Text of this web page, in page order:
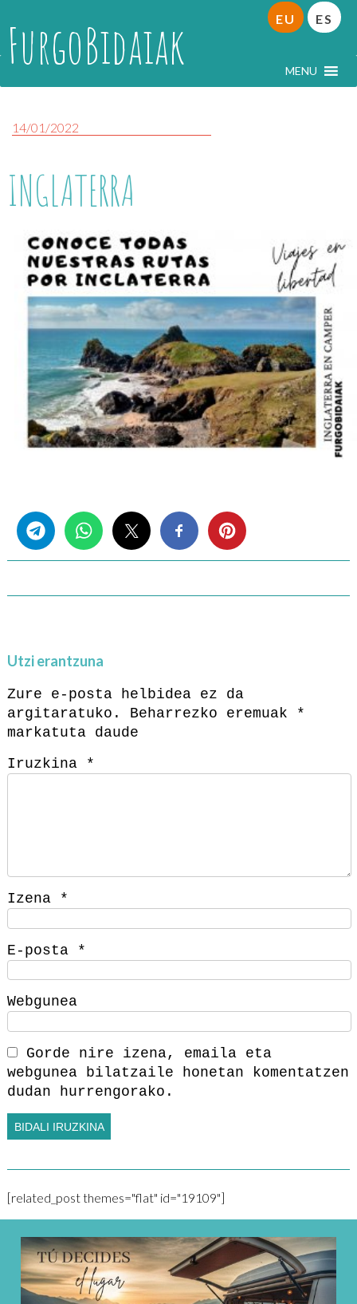
FurgoBidaiak MENU
EU ES
14/01/2022
INGLATERRA
Utzi erantzuna
Zure e-posta helbidea ez da
argitaratuko.
Beharrezko eremuak
*
markatuta daude
Iruzkina
*
Izena *
E-posta *
Webgunea
Gorde nire izena, emaila eta
webgunea bilatzaile honetan komentatzen
dudan hurrengorako.
[related_post themes="flat" id="19109"]